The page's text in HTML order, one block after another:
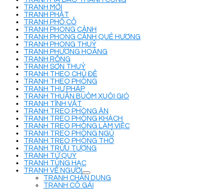
TRANH MỚI
TRANH PHẬT
TRANH PHỐ CỔ
TRANH PHONG CẢNH
TRANH PHONG CẢNH QUÊ HƯƠNG
TRANH PHONG THUỶ
TRANH PHƯỢNG HOÀNG
TRANH RỒNG
TRANH SƠN THUỶ
TRANH THEO CHỦ ĐỀ
TRANH THEO PHÒNG
TRANH THƯ PHÁP
TRANH THUẬN BUỒM XUÔI GIÓ
TRANH TĨNH VẬT
TRANH TREO PHÒNG ĂN
TRANH TREO PHÒNG KHÁCH
TRANH TREO PHÒNG LÀM VIỆC
TRANH TREO PHÒNG NGỦ
TRANH TREO PHÒNG THỜ
TRANH TRỪU TƯỢNG
TRANH TỨ QUÝ
TRANH TÙNG HẠC
TRANH VẼ NGƯỜI
TRANH CHÂN DUNG
TRANH CÔ GÁI